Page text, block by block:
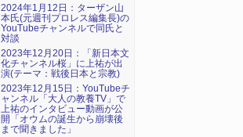
2024年1月12日：ターザン山
本氏(元週刊プロレス編集長)の
YouTubeチャンネルで同氏と
対談
2023年12月20日：「新日本文
化チャンネル桜」に上祐が出
演(テーマ：戦後日本と宗教)
2023年12月15日：YouTubeチ
ャンネル「大人の教養TV」で
上祐のインタビュー動画が公
開「オウムの誕生から崩壊後
まで聞きました」